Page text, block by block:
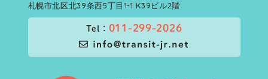
札幌市北区北39条西5丁目1-1 K39ビル2階
Tel： 011-299-2026